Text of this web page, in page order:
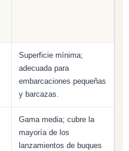
Superficie mínima;
adecuada para
embarcaciones pequeñas
y barcazas.
Gama media; cubre la
mayoría de los
lanzamientos de buques